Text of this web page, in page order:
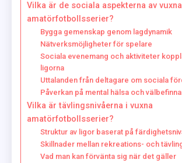
Vilka är de sociala aspekterna av vuxna
amatörfotbollsserier?
Bygga gemenskap genom lagdynamik
Nätverksmöjligheter för spelare
Sociala evenemang och aktiviteter
ligorna
Uttalanden från deltagare om sociala
Påverkan på mental hälsa och
Vilka är tävlingsnivåerna i vuxna
amatörfotbollsserier?
Struktur av ligor baserat på
Skillnader mellan rekreations- och
Vad man kan förvänta sig när det gäller